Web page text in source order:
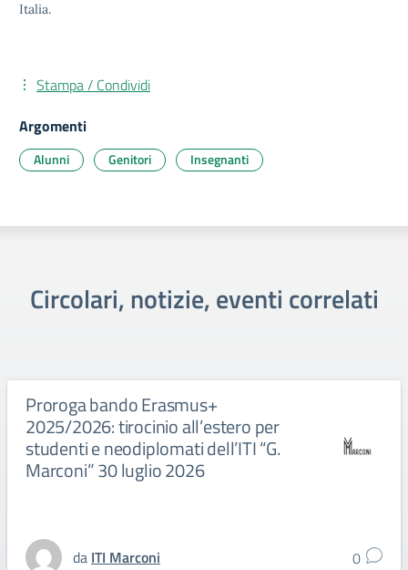
Italia.
Stampa / Condividi
Argomenti
Alunni Genitori Insegnanti
Circolari, notizie, eventi correlati
Proroga bando Erasmus+
2025/2026: tirocinio all’estero per
studenti e neodiplomati dell’ITI “G.
Marconi” 30 luglio 2026
da ITI Marconi 0